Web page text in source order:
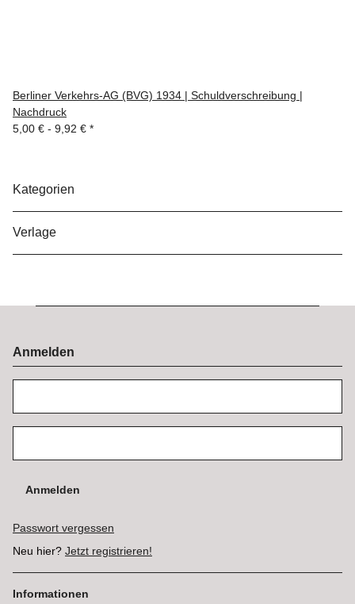
Berliner Verkehrs-AG (BVG) 1934 | Schuldverschreibung |
Nachdruck
5,00 € - 9,92 € *
Kategorien
Verlage
Anmelden
Anmelden
Passwort vergessen
Neu hier? Jetzt registrieren!
Informationen